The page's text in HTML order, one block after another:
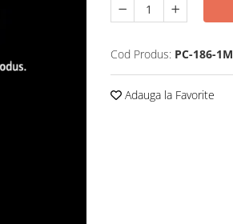
Cod Produs: PC-186-1M
Adauga la Favorite